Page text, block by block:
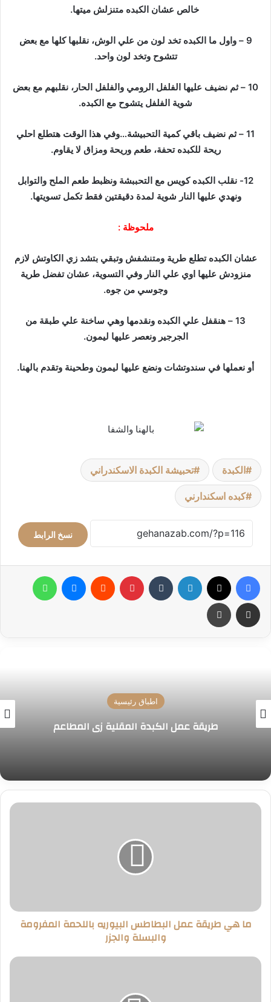
خالص عشان الكبده متنزلش ميتها.
9 – واول ما الكبده تخد لون من علي الوش، نقلبها كلها مع بعض
تتشوح وتخد لون واحد.
10 – ثم نضيف عليها الفلفل الرومي والفلفل الحار، نقلبهم مع بعض
شوية الفلفل يتشوح مع الكبده.
11 – ثم نضيف باقي كمية التحبيشة…وفي هذا الوقت هتطلع احلي
ريحة للكبده تحفة، طعم وريحة ومزاق لا يقاوم.
12- نقلب الكبده كويس مع التحببشة ونظبط طعم الملح والتوابل
ونهدي عليها النار شوية لمدة دقيقتين فقط تكمل تسويتها.
ملحوظة :
عشان الكبده تطلع طرية ومتنشفش وتبقي بتشد زي الكاوتش لازم
منزودش عليها اوي علي النار وفي التسوية، عشان تفضل طرية
وجوسي من جوه.
13 – هنقفل علي الكبده ونقدمها وهي ساخنة علي طبقة من
الجرجير ونعصر عليها ليمون.
أو نعملها في سندوتشات ونضع عليها ليمون وطحينة وتقدم بالهنا.
الكبدة تحبيشة الكبدة الاسكندراني
كبده اسكندارني
نسخ الرابط
فيسبوك لينكدإن بينتيريست ماسنجر
مشاركة عبر البريد طباعة
اطباق رئيسية
طريقة عمل الكبدة المقلية زي المطاعم
ما
والبسلة
والجزرما هي طريقة عمل البطاطس البيوريه باللحمة المفرومة
والبسلة والجزر
طريقة